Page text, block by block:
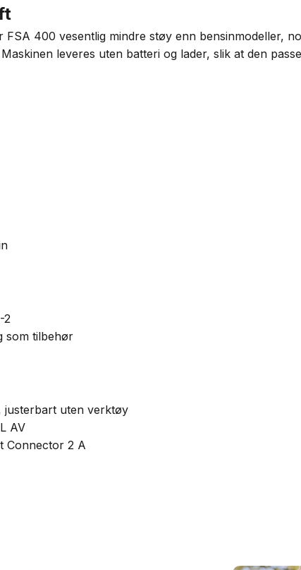
400 vesentlig mindre støy enn bensinmodeller,
leveres uten batteri og lader, slik at den
2
som tilbehør
justerbart uten verktøy
AV
Connector 2 A